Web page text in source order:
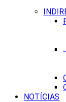
NOTÍCIAS